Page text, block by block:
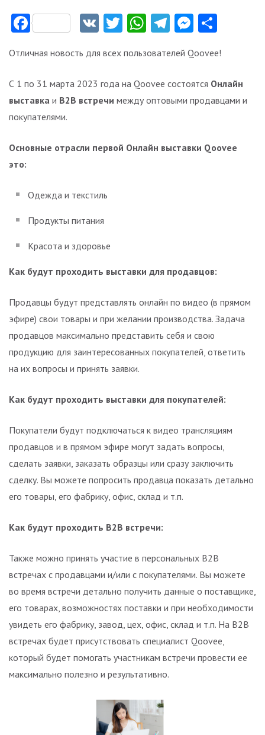
FacebookVK Twitter
WhatsApp
Telegram
Отличная новость для всех пользователей Qoovee!
С 1 по 31 марта 2023 года на Qoovee состоятся Онлайн
выставка и B2B встречи между оптовыми продавцами и
покупателями.
Основные отрасли первой Онлайн выставки Qoovee
это:
Одежда и текстиль
Продукты питания
Красота и здоровье
Как будут проходить выставки для продавцов:
Продавцы будут представлять онлайн по видео (в прямом
эфире) свои товары и при желании производства. Задача
продавцов максимально представить себя и свою
продукцию для заинтересованных покупателей, ответить
на их вопросы и принять заявки.
Как будут проходить выставки для покупателей:
Покупатели будут подключаться к видео трансляциям
продавцов и в прямом эфире могут задать вопросы,
сделать заявки, заказать образцы или сразу заключить
сделку. Вы можете попросить продавца показать детально
его товары, его фабрику, офис, склад и т.п.
Как будут проходить B2B встречи:
Также можно принять участие в персональных B2B
встречах с продавцами и/или с покупателями. Вы можете
во время встречи детально получить данные о поставщике,
его товарах, возможностях поставки и при необходимости
увидеть его фабрику, завод, цех, офис, склад и т.п. На B2B
встречах будет присутствовать специалист Qoovee,
который будет помогать участникам встречи провести ее
максимально полезно и результативно.